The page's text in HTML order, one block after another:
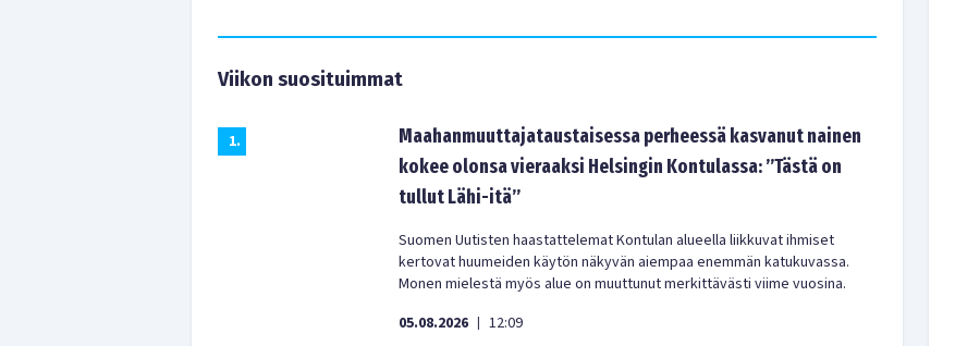
Viikon suosituimmat
1.
Maahanmuuttajataustaisessa perheessä kasvanut nainen
kokee olonsa vieraaksi Helsingin Kontulassa: ”Tästä on
tullut Lähi-itä”
Suomen Uutisten haastattelemat Kontulan alueella liikkuvat ihmiset
kertovat huumeiden käytön näkyvän aiempaa enemmän katukuvassa.
Monen mielestä myös alue on muuttunut merkittävästi viime vuosina.
05.08.2026 | 12:09